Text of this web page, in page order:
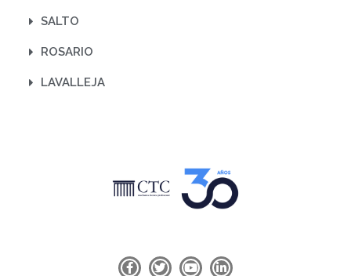
SALTO
ROSARIO
LAVALLEJA